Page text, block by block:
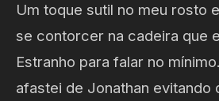
Um toque sutil no meu rosto
se contorcer na cadeira que
Estranho para falar no
afastei de Jonathan evitando